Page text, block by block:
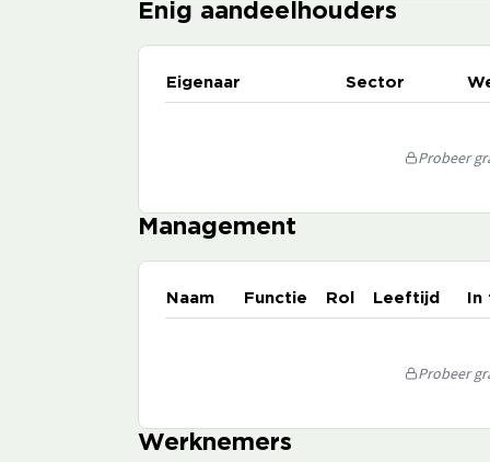
Enig aandeelhouders
Eigenaar Sector
Probeer
Management
Naam Functie Rol Leeftijd
Probeer
Werknemers